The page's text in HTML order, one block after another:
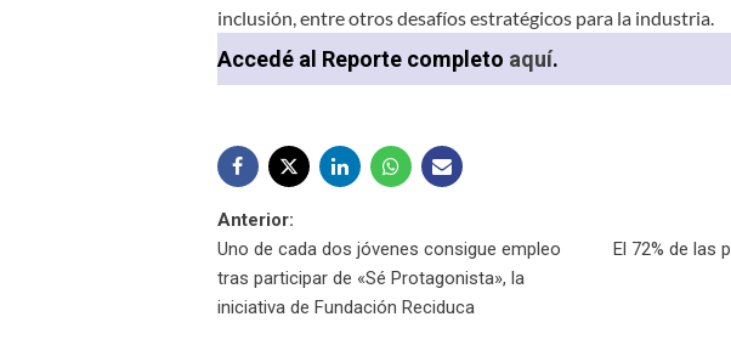
inclusión, entre otros desafíos estratégicos para la industria.
Accedé al Reporte completo aquí.
Navegación
de
entradas
Anterior:
Uno de cada dos jóvenes consigue empleo
tras participar de «Sé Protagonista», la
iniciativa de Fundación Reciduca
El 72% de las